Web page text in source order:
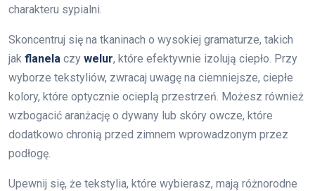
charakteru sypialni.
Skoncentruj się na tkaninach o wysokiej gramaturze, takich
jak flanela czy welur, które efektywnie izolują ciepło. Przy
wyborze tekstyliów, zwracaj uwagę na ciemniejsze, ciepłe
kolory, które optycznie ocieplą przestrzeń. Możesz również
wzbogacić aranżację o dywany lub skóry owcze, które
dodatkowo chronią przed zimnem wprowadzonym przez
podłogę.
Upewnij się, że tekstylia, które wybierasz, mają różnorodne